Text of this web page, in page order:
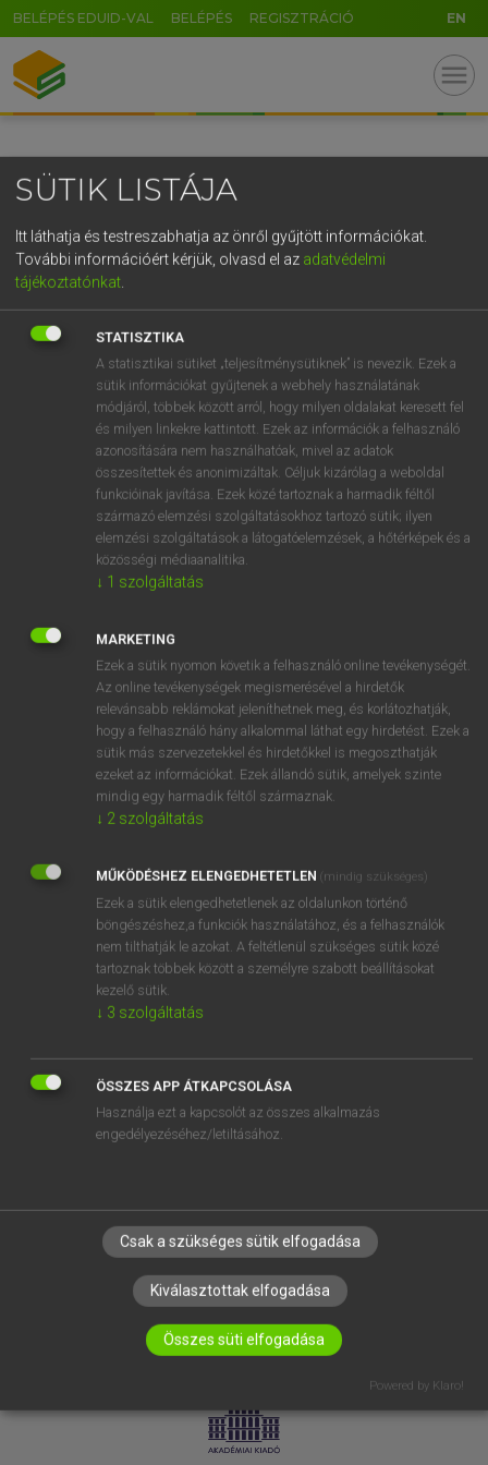
BELÉPÉS EDUID-VAL BELÉPÉS REGISZTRÁCIÓ EN
menu
OOOOPS!
SZOTAR.NET APPLIKÁCIÓ
MICROSOFT OFFICE BŐVÍTMÉNY
BEÉPÜLŐ SZÓTÁRMODUL
ONLINE NYELVVIZSGA
EGYÉNI FELHASZNÁLÓKNAK
TANULÓKNAK
OKTATÁSI INTÉZMÉNYEKNEK
VÁLLALATI MEGOLDÁSOK
RÓLUNK
ELÉRHETŐSÉG
SÜTI BEÁLLÍTÁSOK
LICENCSZERZŐDÉS ADATVÉDELEM
SÜTIK LISTÁJA
Itt láthatja és testreszabhatja az önről gyűjtött információkat.
További információért kérjük, olvasd el az adatvédelmi
tájékoztatónkat
STATISZTIKA
A statisztikai sütiket „teljesítménysütiknek” is nevezik. Ezek a
sütik információkat gyűjtenek a webhely használatának
módjáról, többek között arról, hogy milyen oldalakat keresett fel
és milyen linkekre kattintott. Ezek az információk a felhasználó
azonosítására nem használhatóak, mivel az adatok
összesítettek és anonimizáltak. Céljuk kizárólag a weboldal
funkcióinak javítása. Ezek közé tartoznak a harmadik féltől
származó elemzési szolgáltatásokhoz tartozó sütik; ilyen
elemzési szolgáltatások a látogatóelemzések, a hőtérképek és a
közösségi médiaanalitika.
↓ 1 szolgáltatás
MARKETING
Ezek a sütik nyomon követik a felhasználó online tevékenységét.
Az online tevékenységek megismerésével a hirdetők
relevánsabb reklámokat jeleníthetnek meg, és korlátozhatják,
hogy a felhasználó hány alkalommal láthat egy hirdetést. Ezek a
sütik más szervezetekkel és hirdetőkkel is megoszthatják
ezeket az információkat. Ezek állandó sütik, amelyek szinte
mindig egy harmadik féltől származnak.
↓ 2 szolgáltatás
MŰKÖDÉSHEZ ELENGEDHETETLEN (mindig szükséges)
Ezek a sütik elengedhetetlenek az oldalunkon történő
böngészéshez,a funkciók használatához, és a felhasználók
nem tilthatják le azokat. A feltétlenül szükséges sütik közé
tartoznak többek között a személyre szabott beállításokat
kezelő sütik.
↓ 3 szolgáltatás
ÖSSZES APP ÁTKAPCSOLÁSA
Használja ezt a kapcsolót az összes alkalmazás
engedélyezéséhez/letiltásához.
Csak a szükséges sütik elfogadása
Kiválasztottak elfogadása
Összes süti elfogadása
Powered by Klaro!
GR
5
g h k l
v b n m , . - AltGr